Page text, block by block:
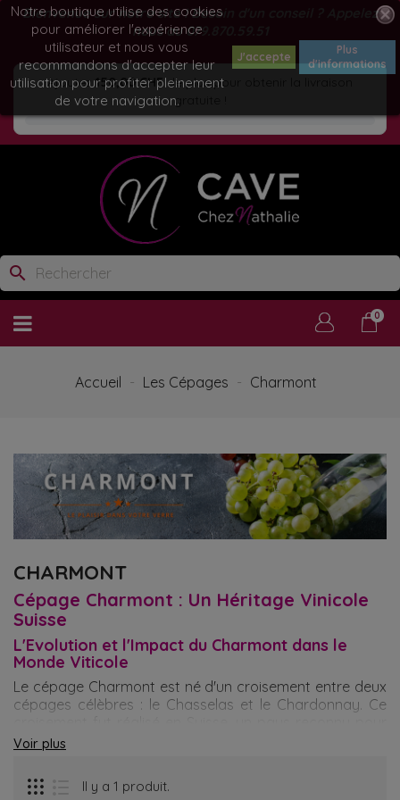
Bienvenue sur notre site ! Besoin d'un conseil ? Appelez
nous au 079.870.59.51
Ajoutez150,00 CHFde plus pour obtenir la livraison
gratuite !
search
Notre boutique utilise des cookies
pour améliorer l'expérience
utilisateur et nous vous
recommandons d'accepter leur
utilisation pour profiter pleinement
de votre navigation.
J'accepte
Plus
d'informations
0
Accueil Les Cépages Charmont
CHARMONT
Cépage Charmont : Un Héritage Vinicole
Suisse
L'Evolution et l'Impact du Charmont dans le
Monde Viticole
Le cépage Charmont est né d'un croisement entre deux
cépages célèbres : le Chasselas et le Chardonnay. Ce
ses traditions viticoles, en 1965. L'objectif était de créer
conservant sa résilience.
Voir plus
Il y a 1 produit.